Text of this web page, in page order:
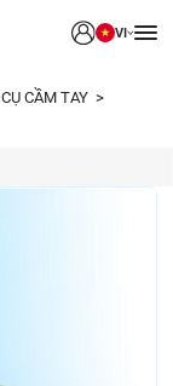
VI
CẦM TAY